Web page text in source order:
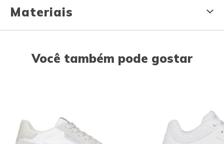
Materiais
Você também pode gostar